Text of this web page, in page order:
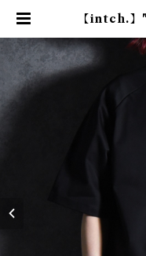
【intch.
rts Black
エイチ" マ
ーネック T
& collars (